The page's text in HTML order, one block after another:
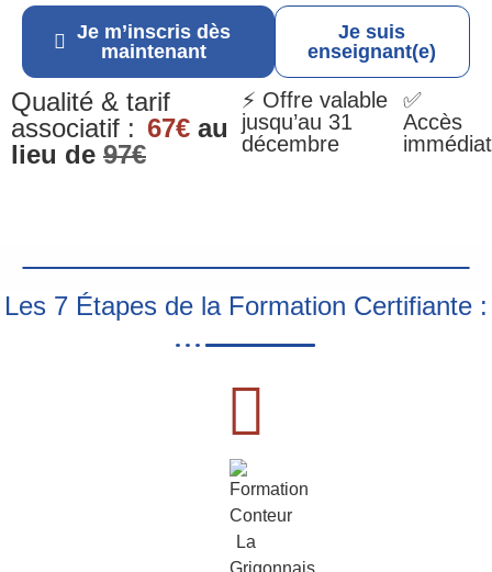
Je m’inscris dès
maintenant
Je suis
enseignant(e)
Qualité & tarif
associatif : 67€ au
lieu de 97€
⚡ Offre valable
jusqu’au 31
décembre
✅
Accès
immédiat
Les 7 Étapes de la Formation Certifiante :